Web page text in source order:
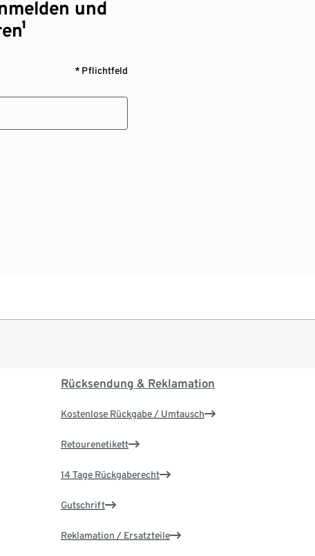
und
* Pflichtfeld
Rücksendung & Reklamation
Kostenlose Rückgabe / Umtausch
Retourenetikett
14 Tage Rückgaberecht
Gutschrift
Reklamation / Ersatzteile